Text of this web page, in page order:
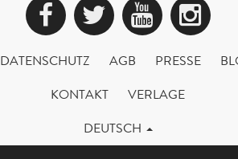
Facebook
Twitter
DATENSCHUTZ AGB PRESSE
KONTAKT
VERLAGE
DEUTSCH